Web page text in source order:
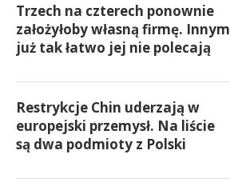
Trzech na czterech ponownie
założyłoby własną firmę. Innym
już tak łatwo jej nie polecają
Restrykcje Chin uderzają w
europejski przemysł. Na liście
są dwa podmioty z Polski